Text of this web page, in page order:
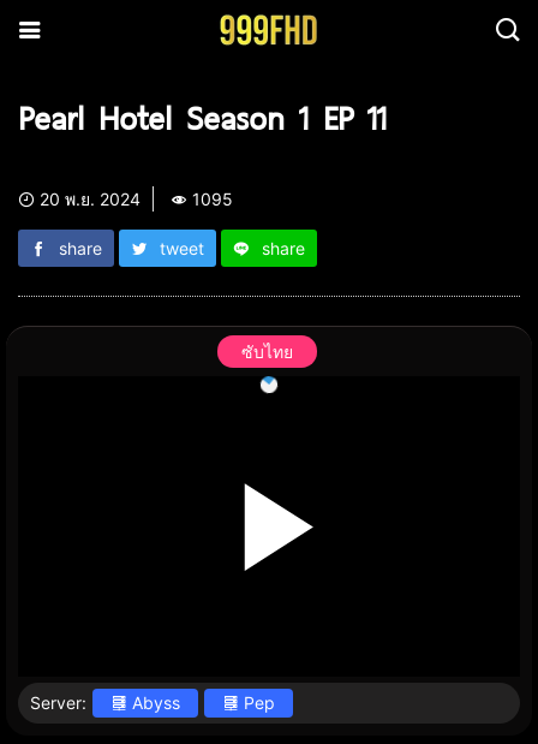
Pearl Hotel Season 1 EP 11
20 พ.ย. 2024 1095
share tweet share
ซับไทย
Server: Abyss Pep